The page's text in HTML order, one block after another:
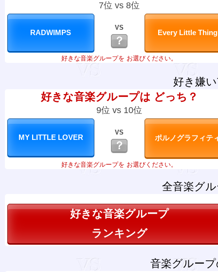
7位 vs 8位
VS
？
好きな音楽グループを お選びください。
好き嫌
好きな音楽グループは どっち？
9位 vs 10位
VS
？
好きな音楽グループを お選びください。
全音楽グ
好きな音楽グループ
ランキング
音楽グルー